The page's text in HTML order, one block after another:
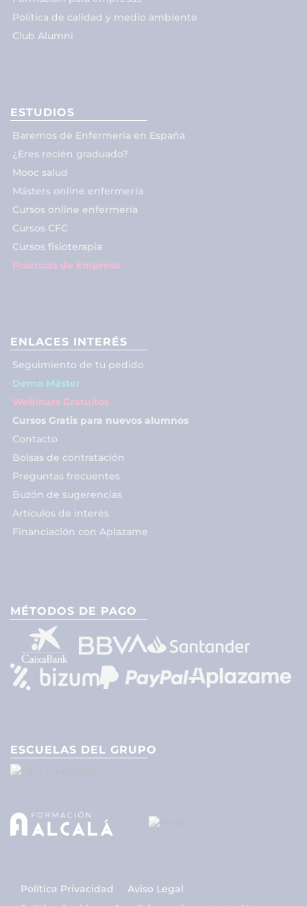
Política de calidad y medio ambiente
Club Alumni
ESTUDIOS
Baremos de Enfermería en España
¿Eres recién graduado?
Mooc salud
Másters online enfermería
Cursos online enfermería
Cursos CFC
Cursos fisioterapia
Prácticas de Empresa
ENLACES INTERÉS
Seguimiento de tu pedido
Demo Máster
Webinars Gratuitos
Cursos Gratis para nuevos alumnos
Contacto
Bolsas de contratación
Preguntas frecuentes
Buzón de sugerencias
Artículos de interés
Financiación con Aplazame
MÉTODOS DE PAGO
ESCUELAS DEL GRUPO
Política Privacidad
Aviso Legal